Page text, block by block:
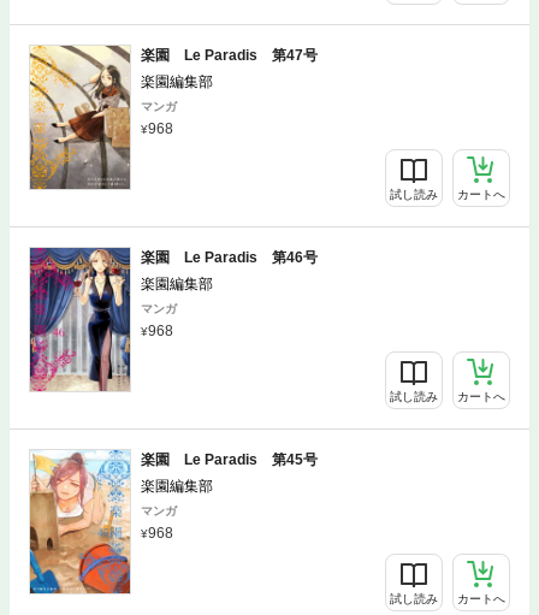
楽園 Le Paradis 第47号
楽園編集部
マンガ
968
試し読み カートへ
楽園 Le Paradis 第46号
楽園編集部
マンガ
968
試し読み カートへ
楽園 Le Paradis 第45号
楽園編集部
マンガ
968
試し読み カートへ